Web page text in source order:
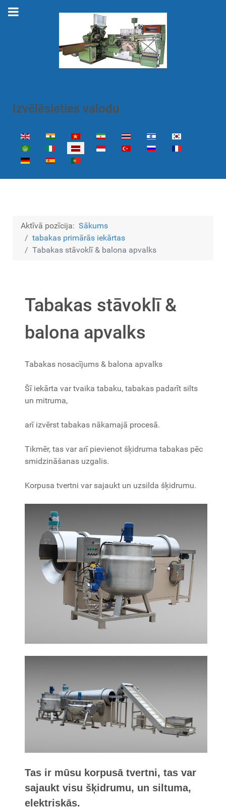
Izvēlēsieties valodu
Izvēlieties valodu
Aktīvā pozīcija: Sākums
tabakas primārās iekārtas
Tabakas stāvoklī & balona apvalks
Tabakas stāvoklī &
balona apvalks
Tabakas nosacījums & balona apvalks
Šī iekārta var tvaika tabaku, tabakas padarīt silts
un mitruma,
arī izvērst tabakas nākamajā procesā.
Tikmēr, tas var arī pievienot šķidruma tabakas pēc
smidzināšanas uzgalis.
Korpusa tvertni var sajaukt un uzsilda šķidrumu.
Tas ir mūsu korpusā tvertni, tas var
sajaukt visu šķidrumu, un siltuma,
elektriskās.